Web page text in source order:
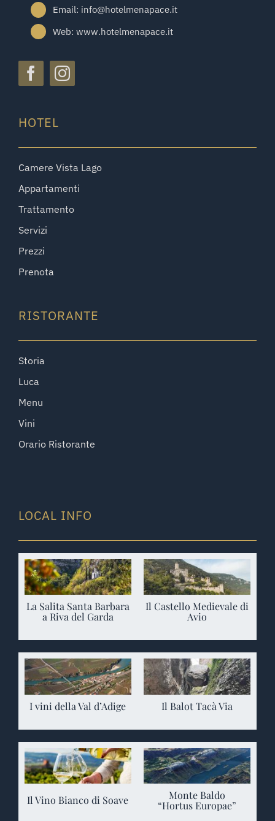
Email: info@hotelmenapace.it
Web: www.hotelmenapace.it
HOTEL
Camere Vista Lago
Appartamenti
Trattamento
Servizi
Prezzi
Prenota
RISTORANTE
Storia
Luca
Menu
Vini
Orario Ristorante
LOCAL INFO
La Salita Santa Barbara
a Riva del Garda
Il Castello Medievale di
Avio
I vini della Val d’Adige Il Balot Tacà Via
Il Vino Bianco di Soave
Monte Baldo
“Hortus Europae”